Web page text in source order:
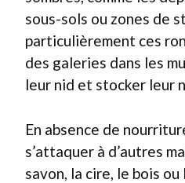
sous-sols ou zones de
particulièrement ces
des galeries dans les
leur nid et stocker leur
En absence de
s’attaquer à d’autres
savon, la cire, le bois